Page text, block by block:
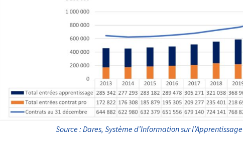
Source : Dares, Système d’Information sur l’Apprentissage